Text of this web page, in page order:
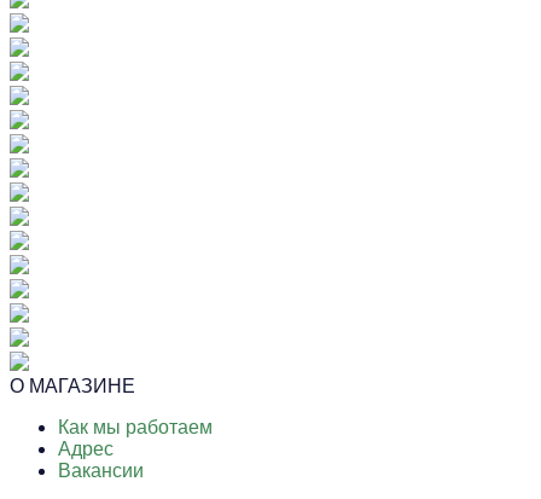
О МАГАЗИНЕ
Как мы работаем
Адрес
Вакансии